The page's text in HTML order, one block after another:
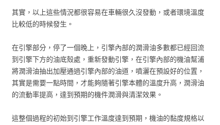
其實，以上這些情況都很容易在車輛很久沒發動，或者環境溫度
比較低的時候發生。
在引擎部分，停了一個晚上，引擎內部的潤滑油多數都已經回流
到引擎下方的油底殼處，重新發動引擎，在引擎內部的機油幫浦
將潤滑油抽出加壓通過引擎內部的油道，噴灑在預設好的位置，
其實是需要一點時間，才能夠隨著引擎本體的溫度升高，潤滑油
的流動率提高，達到預期的機件潤滑與清潔效果。
這整個過程的初始到引擎工作溫度達到預期，機油的黏度規格以